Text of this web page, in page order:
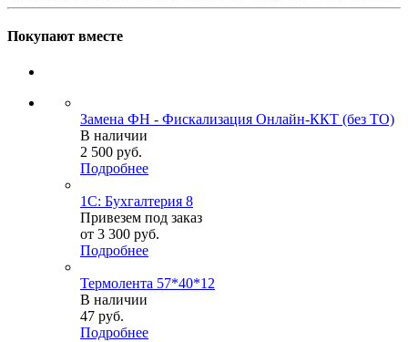
Покупают вместе
Замена ФН - Фискализация Онлайн-ККТ (без ТО)
В наличии
2 500 руб.
Подробнее
1С: Бухгалтерия 8
Привезем под заказ
от 3 300 руб.
Подробнее
Термолента 57*40*12
В наличии
47 руб.
Подробнее